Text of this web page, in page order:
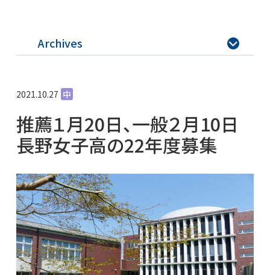
Archives 
2021.10.27 中
推薦１月20日、一般２月10日
長野女子高の22年度募集